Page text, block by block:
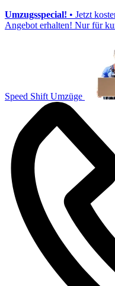
Umzugsspecial! • Jetzt
Angebot erhalten! Nur für
Speed Shift Umzüge